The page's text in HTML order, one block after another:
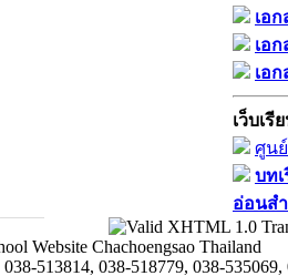
เอ
เอ
เอ
เว็บเรี
ศูน
บท
อ่อนส
Website Chachoengsao Thailand
513814, 038-518779, 038-535069,